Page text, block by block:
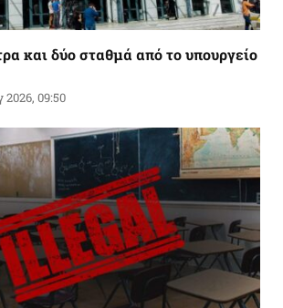
και δύο σταθμά από το υπουργείο
2026, 09:50